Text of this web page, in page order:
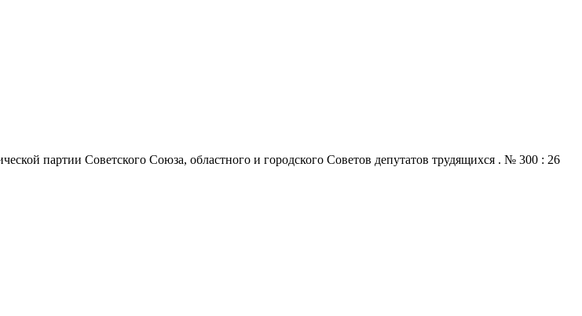
партии Советского Союза, областного и городского Советов депутатов трудящихся . № 300 : 26